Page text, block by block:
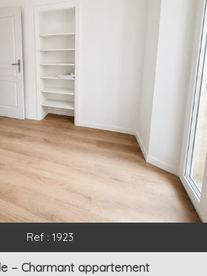
Ref : 1923
– Charmant appartement